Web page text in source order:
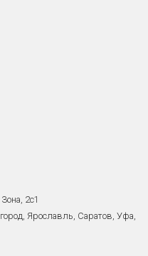
2с1
Ярославль, Саратов, Уфа,